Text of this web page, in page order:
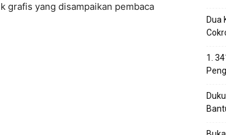
grafis yang disampaikan pembaca
Dua
1.